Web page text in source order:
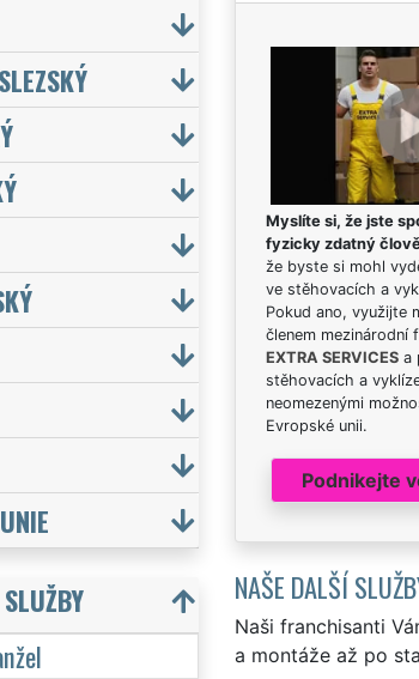
Myslíte si, že jste
fyzicky zdatný
že byste si mohl
ve stěhovacích a
Pokud ano, využijte
členem mezinárodní
EXTRA SERVICESa
stěhovacích a
neomezenými
Evropské unii.
Podnikejte
NAŠE DALŠÍ
Naši franchisanti
a montáže až po